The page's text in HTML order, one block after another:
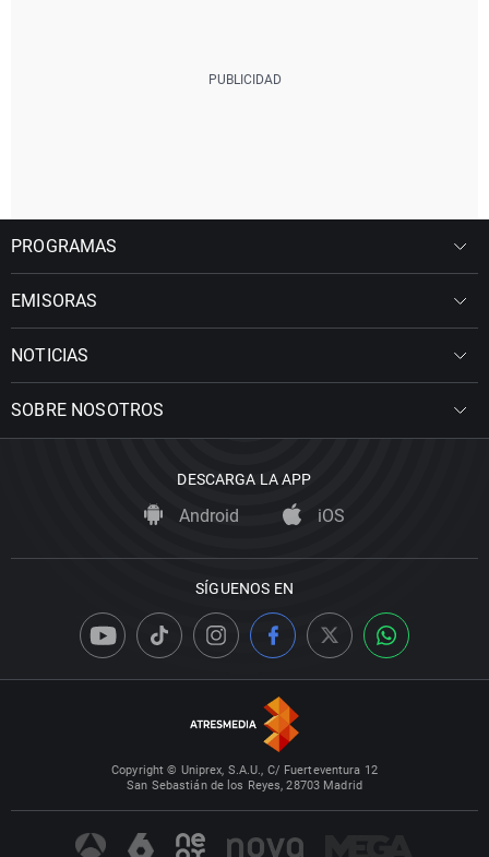
PROGRAMAS
EMISORAS
NOTICIAS
SOBRE NOSOTROS
DESCARGA LA APP
Android iOS
SÍGUENOS EN
Copyright © Uniprex, S.A.U., C/ Fuerteventura 12
San Sebastián de los Reyes, 28703 Madrid